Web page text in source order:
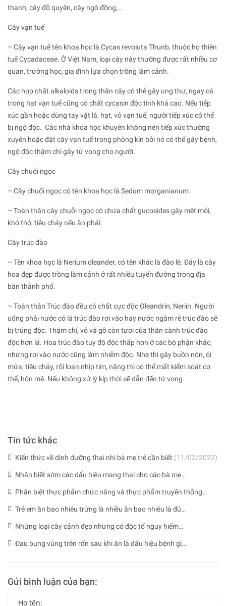
thanh, cây đỗ quyên, cây ngô đồng,…
Cây vạn tuế
– Cây vạn tuế tên khoa học là Cycas revoluta Thunb, thuộc họ thiên
tuế Cycadaceae. Ở Việt Nam, loại cây này thường được rất nhiều cơ
quan, trường học, gia đình lựa chọn trồng làm cảnh.
Các hợp chất alkaloids trong thân cây có thể gây ung thư, ngay cả
trong hạt vạn tuế cũng có chất cycasin độc tính khá cao. Nếu tiếp
xúc gần hoặc dùng tay vặt lá, hạt, vỏ vạn tuế, người tiếp xúc có thể
bị ngộ độc. Các nhà khoa học khuyên không nên tiếp xúc thường
xuyên hoặc đặt cây vạn tuế trong phòng kín bởi nó có thể gây bệnh,
ngộ độc thậm chí gây tử vong cho người.
Cây chuỗi ngọc
– Cây chuối ngọc có tên khoa học là Sedum morganianum.
– Toàn thân cây chuỗi ngọc có chứa chất gucosides gây mệt mỏi,
khó thở, tiêu chảy nếu ăn phải.
Cây trúc đào
– Tên khoa học là Nerium oleander, có tên khác là đào lê. Đây là cây
hoa đẹp được trồng làm cảnh ở rất nhiều tuyến đường trong địa
bàn thành phố.
– Toàn thân Trúc đào đều có chất cực độc Oleandrin, Neriin. Người
uống phải nước có lá trúc đào rơi vào hay nước ngâm rễ trúc đào sẽ
bị trúng độc. Thậm chí, vỏ và gỗ còn tươi của thân cành trúc đào
độc hơn lá. Hoa trúc đào tuy độ độc thấp hơn ở các bộ phận khác,
nhưng rơi vào nước cũng làm nhiễm độc. Nhẹ thì gây buồn nôn, ói
mửa, tiêu chảy, rối loạn nhịp tim, nặng thì có thể mất kiểm soát cơ
thể, hôn mê. Nếu không xử lý kịp thời sẽ dẫn đến tử vong.
Tin tức khác
Kiến thức về dinh dưỡng thai nhi bà mẹ trẻ cần biết (11/02/2022)
Nhận biết sớm các dấu hiệu mang thai cho các bà mẹ
Phân biệt thực phẩm chức năng và thực phẩm truyền thống
(11/02/2022)
Trẻ em ăn bao nhiêu trứng là nhiều ăn bao nhiêu là đủ
Những loại cây cảnh đẹp nhưng có độc tố nguy hiểm
Đau bụng vùng trên rốn sau khi ăn là dấu hiệu bệnh gì
Gửi bình luận của bạn: